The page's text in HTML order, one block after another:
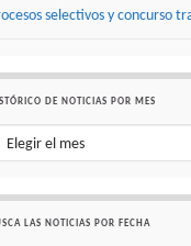
selectivos y concurso
DE NOTICIAS POR MES
de noticias por mes
LAS NOTICIAS POR FECHA